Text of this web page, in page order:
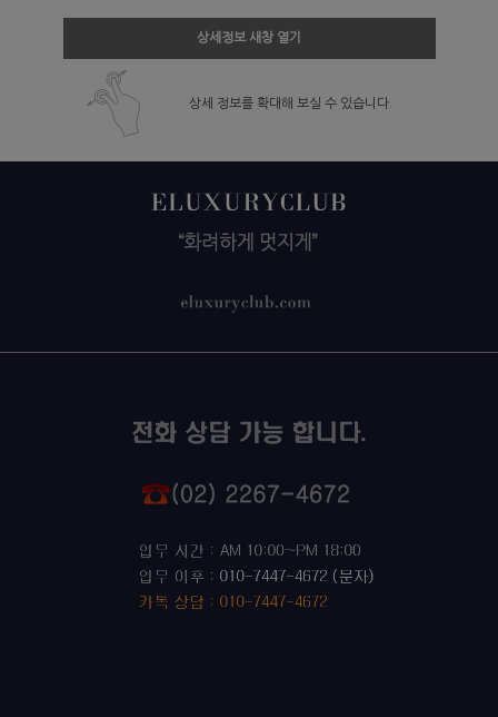
상세정보 새창 열기
상세 정보를 확대해 보실 수 있습니다.